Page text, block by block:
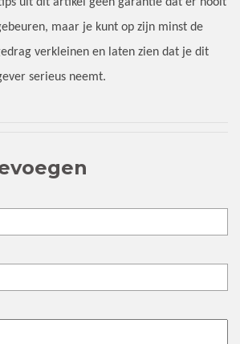
uit dit artikel geen garantie dat er nooit
maar je kunt op zijn minst de
verkleinen en laten zien dat je dit
serieus neemt.